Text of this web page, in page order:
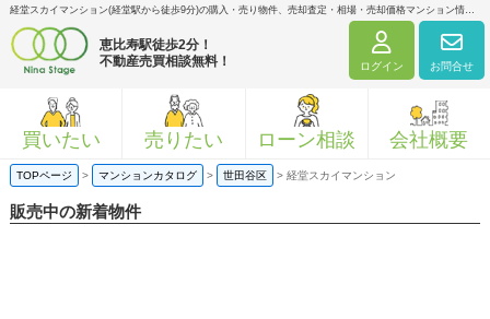
経堂スカイマンション(経堂駅から徒歩9分)の購入・売り物件、売却査定・相場・売却価格マンション情報｜ニナ・ステージ株式会社
恵比寿駅徒歩2分！
不動産売買相談無料！
ログイン お問合せ
買いたい 売りたい ローン相談 会社概要
TOPページ > マンションカタログ > 世田谷区 > 経堂スカイマンション
販売中の新着物件